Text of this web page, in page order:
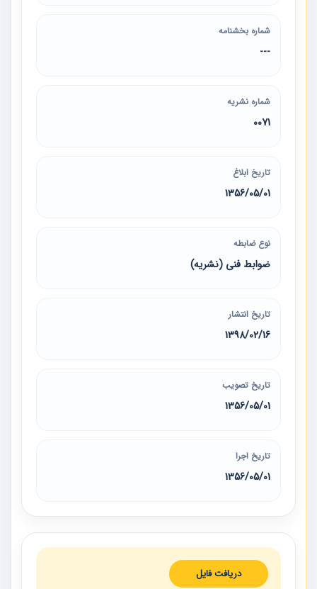
شماره بخشنامه
---
شماره نشریه
0071
تاریخ ابلاغ
1356/05/01
نوع ضابطه
ضوابط فنی (نشریه)
تاریخ انتشار
1398/02/16
تاریخ تصویب
1356/05/01
تاریخ اجرا
1356/05/01
دریافت فایل